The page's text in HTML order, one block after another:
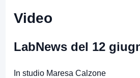
Video
LabNews del 12
In studio Maresa Calzone